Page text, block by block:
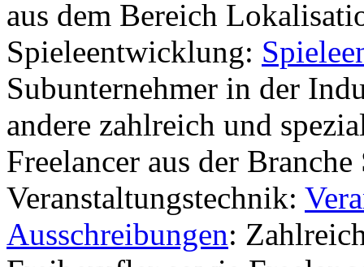
aus dem Bereich
Spieleentwicklung:
Subunternehmer in der
andere zahlreich und
Freelancer aus der
Veranstaltungstechnik:
Ausschreibungen: